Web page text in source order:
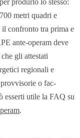
produrlo lo stesso:
metri quadri e
il confronto tra prima e
ante-operam deve
gli attestati
regionali e
o fac-
esserti utile la FAQ su
.